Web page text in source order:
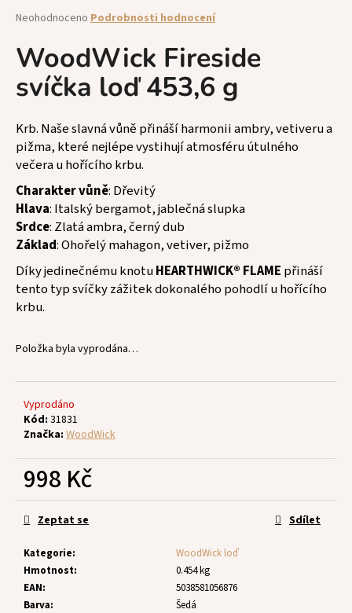
Průměrné
produktu
je
z
hvězdiček.
Neohodnoceno Podrobnosti hodnocení
WoodWick Fireside
svíčka loď 453,6 g
Krb. Naše slavná vůně přináší harmonii ambry, vetiveru a
pižma, které nejlépe vystihují atmosféru útulného
večera u hořícího krbu.
Charakter vůně: Dřevitý
Hlava: Italský bergamot, jablečná slupka
Srdce: Zlatá ambra, černý dub
Základ: Ohořelý mahagon, vetiver, pižmo
Díky jedinečnému knotuHEARTHWICK® FLAME přináší
tento typ svíčky zážitek dokonalého pohodlí u hořícího
krbu.
Položka byla vyprodána…
Vyprodáno
Kód: 31831
Značka: WoodWick
998 Kč
Měrná
cena:
Kategorie:
WoodWick loď
Hmotnost:
0.454 kg
EAN:
5038581056876
Barva:
Šedá
Zeptat se Sdílet
a
j
í
t
?
HLEDAT
D
o
p
o
č
j
e
m